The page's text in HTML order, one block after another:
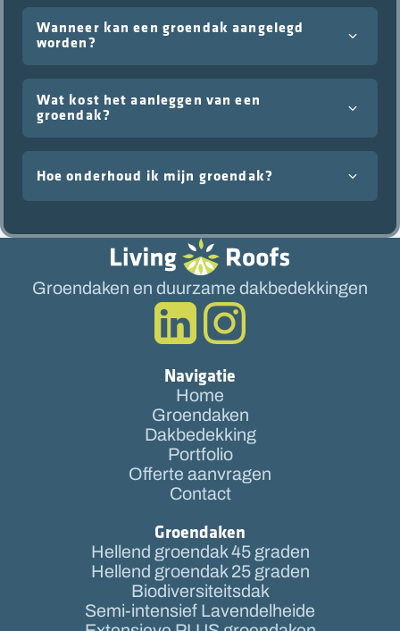
Wanneer kan een groendak aangelegd
worden?
Wat kost het aanleggen van een
groendak?
Hoe onderhoud ik mijn groendak?
Groendaken en duurzame dakbedekkingen
Navigatie
Home
Groendaken
Dakbedekking
Portfolio
Offerte aanvragen
Contact
Groendaken
Hellend groendak 45 graden
Hellend groendak 25 graden
Biodiversiteitsdak
Semi-intensief Lavendelheide